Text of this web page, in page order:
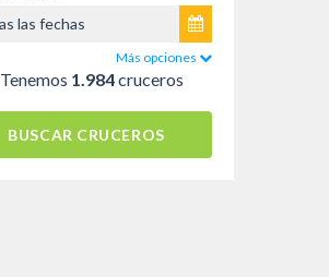
Más opciones
Tenemos 1.984cruceros
BUSCAR CRUCEROS